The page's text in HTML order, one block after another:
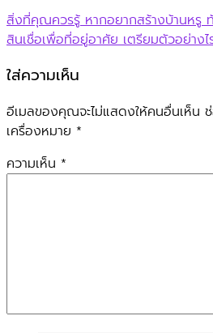
สิ่งที่คุณควรรู้ หากอยากสร้างบ้านหรู
สินเชื่อเพื่อที่อยู่อาศัย เตรียมตัวอย่างไ
ใส่ความเห็น
อีเมลของคุณจะไม่แสดงให้คนอื่นเห็น
เครื่องหมาย *
ความเห็น *